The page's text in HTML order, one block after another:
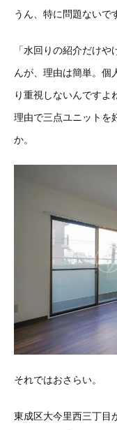
うん、特に問題ないで
「水回りの紹介だけ
んが、理由は簡単。個
り重視しないんですよ
理由で三点ユニットを
か。
それではおさらい。
東成区大今里西三丁目